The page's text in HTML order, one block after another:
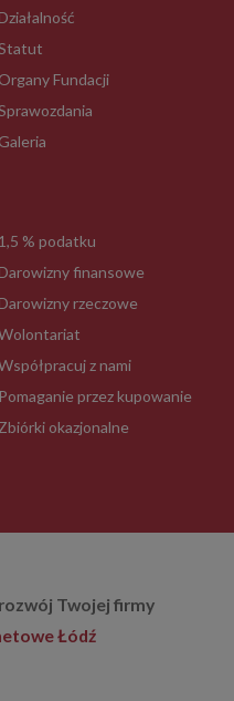
Działalność
Organy Fundacji
Galeria
1,5 % podatku
Darowizny finansowe
Darowizny rzeczowe
z nami
Pomaganie przez kupowanie
Zbiórki okazjonalne
Twojej firmy